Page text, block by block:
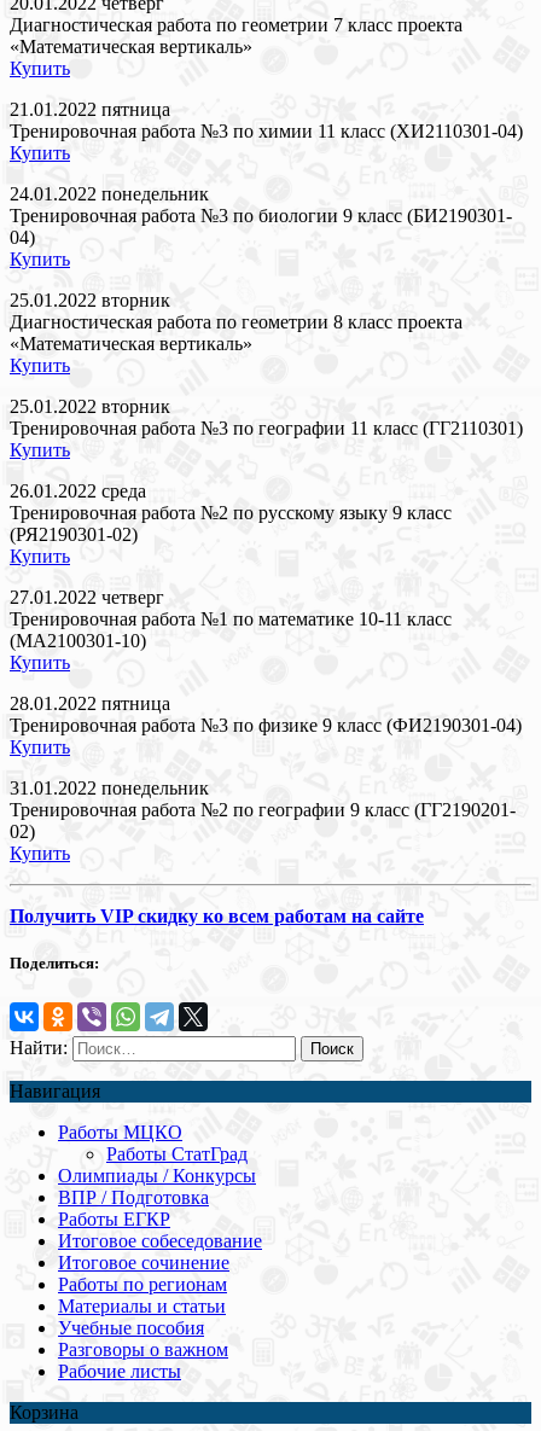
Диагностическая работа по геометрии 7 класс проекта
«Математическая вертикаль»
Купить
21.01.2022 пятница
Тренировочная работа №3 по химии 11 класс (ХИ2110301-04)
Купить
24.01.2022 понедельник
Тренировочная работа №3 по биологии 9 класс (БИ2190301-
04)
Купить
25.01.2022 вторник
Диагностическая работа по геометрии 8 класс проекта
«Математическая вертикаль»
Купить
25.01.2022 вторник
Тренировочная работа №3 по географии 11 класс (ГГ2110301)
Купить
26.01.2022 среда
Тренировочная работа №2 по русскому языку 9 класс
(РЯ2190301-02)
Купить
27.01.2022 четверг
Тренировочная работа №1 по математике 10-11 класс
(МА2100301-10)
Купить
28.01.2022 пятница
Тренировочная работа №3 по физике 9 класс (ФИ2190301-04)
Купить
31.01.2022 понедельник
Тренировочная работа №2 по географии 9 класс (ГГ2190201-
02)
Купить
Получить VIP скидку ко всем работам на сайте
Поделиться:
Найти:
Навигация
Работы МЦКО
Работы СтатГрад
Олимпиады / Конкурсы
ВПР / Подготовка
Работы ЕГКР
Итоговое собеседование
Итоговое сочинение
Работы по регионам
Материалы и статьи
Учебные пособия
Разговоры о важном
Рабочие листы
Корзина